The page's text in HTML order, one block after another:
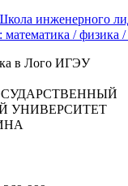
инженерного
математика / физика
УНИВЕРСИТЕТ